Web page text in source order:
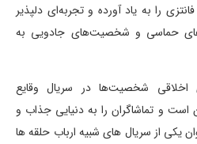
را به یاد آورده و تجربه‌ای دلپذیر
حماسی و شخصیت‌های جادویی به
شخصیت‌ها در سریال وقایع
است و تماشاگران را به دنیایی جذاب و
یکی از سریال های شبیه ارباب حلقه ها